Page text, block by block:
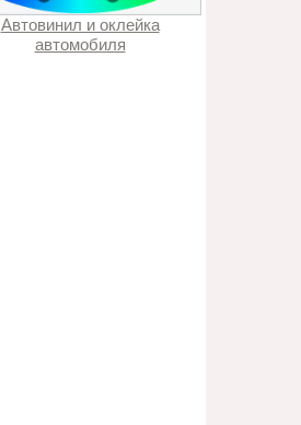
Автовинил и оклейка
автомобиля